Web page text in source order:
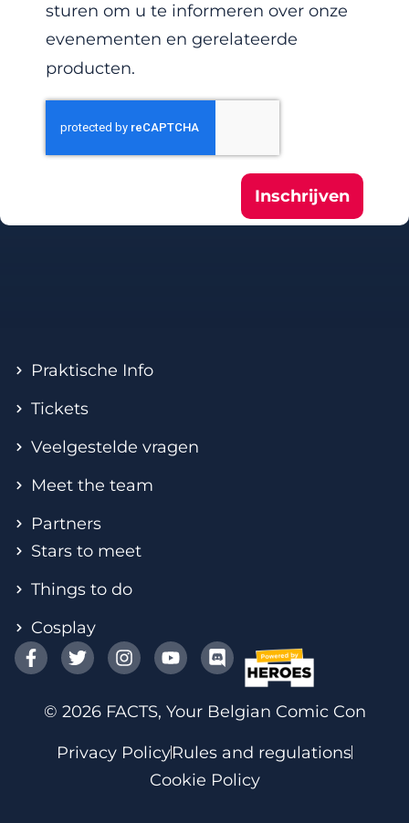
sturen om u te informeren over onze
evenementen en gerelateerde
producten.
Inschrijven
Praktische Info
Tickets
Veelgestelde vragen
Meet the team
Partners
Stars to meet
Things to do
Cosplay
© 2026 FACTS, Your Belgian Comic Con
Privacy PolicyRules and regulations
Cookie Policy